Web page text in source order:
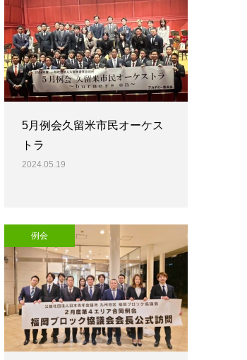
5月例会久留米市民オーケス
トラ
2024.05.19
例会